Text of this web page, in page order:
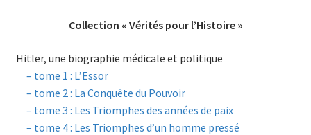
Collection « Vérités pour l’Histoire »
Hitler, une biographie médicale et politique
– tome 1 : L’Essor
– tome 2 : La Conquête du Pouvoir
– tome 3 : Les Triomphes des années de paix
– tome 4 : Les Triomphes d’un homme pressé